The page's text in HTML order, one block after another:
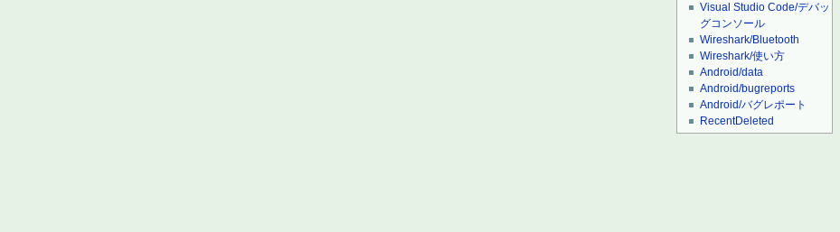
Visual Studio Code/デバッ
グコンソール
Wireshark/Bluetooth
Wireshark/使い方
Android/data
Android/bugreports
Android/バグレポート
RecentDeleted